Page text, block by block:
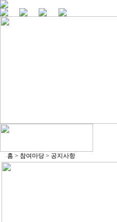
홈 > 참여마당 > 공지사항